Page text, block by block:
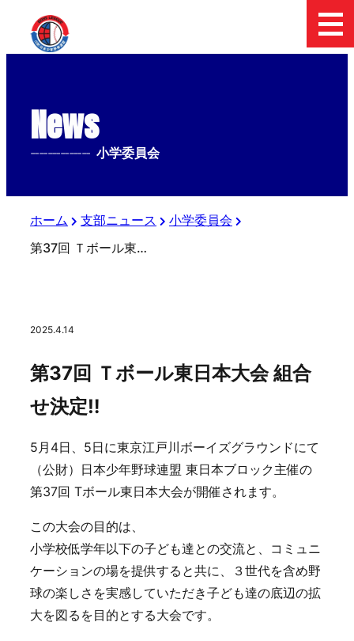
News
-------------- 小学委員会
ホーム 支部ニュース
小学委員会
第37回 Ｔボール東日本大会 組合せ決定‼️
2025.4.14
第37回 Ｔボール東日本大会 組合
せ決定‼️
5月4日、5日に東京江戸川ボーイズグラウンドにて
（公財）日本少年野球連盟 東日本ブロック主催の
第37回 Tボール東日本大会が開催されます。
この大会の目的は、
小学校低学年以下の子ども達との交流と、コミュニ
ケーションの場を提供すると共に、３世代を含め野
球の楽しさを実感していただき子ども達の底辺の拡
大を図るを目的とする大会です。